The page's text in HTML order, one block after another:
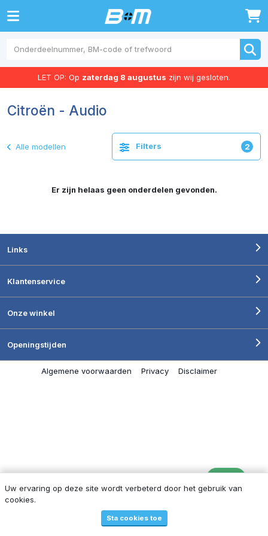
0
LET OP: Op zaterdag 8 augustus zijn wij gesloten.
Uw ervaring op deze site wordt verbeterd door het gebruik van
cookies.
Sta cookies toe
Filters 1
Citroën - Audio
Alle modellen Filters 2
Er zijn helaas geen onderdelen gevonden.
Links
Klantenservice
Onze winkel
Openingstijden
Algemene voorwaarden Privacy Disclaimer